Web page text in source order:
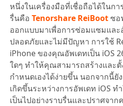
หนึ่งในเครื่องมือที่เชื่อถือได้ในก
รื่นคือ Tenorshare ReiBootซอ
ออกแบบมาเพื่อการซ่อมแซมและ
ปลอดภัยและไม่มีปัญหา การใช้
iPhone ของคุณอัพเดทเป็น iOS
ใดๆ ทำให้คุณสามารถสร้างและตั้
กำหนดเองได้ง่ายขึ้น นอกจากนี้
เกิดขึ้นระหว่างการอัพเดท iOS
เป็นไปอย่างราบรื่นและปราศจาก